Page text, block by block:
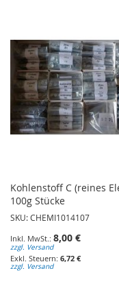
Kohlenstoff C (reines
100g Stücke
SKU: CHEMI1014107
8,00 €
zzgl. Versand
6,72 €
zzgl. Versand